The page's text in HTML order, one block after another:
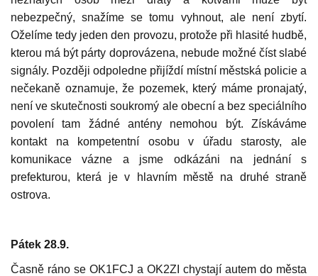
nebezpečný, snažíme se tomu vyhnout, ale není zbytí.
Oželíme tedy jeden den provozu, protože při hlasité hudbě,
kterou má být párty doprovázena, nebude možné číst slabé
signály. Později odpoledne přijíždí místní městská policie a
nečekaně oznamuje, že pozemek, který máme pronajatý,
není ve skutečnosti soukromý ale obecní a bez speciálního
povolení tam žádné antény nemohou být. Získáváme
kontakt na kompetentní osobu v úřadu starosty, ale
komunikace vázne a jsme odkázáni na jednání s
prefekturou, která je v hlavním městě na druhé straně
ostrova.
Pátek 28.9.
Časně ráno se OK1FCJ a OK2ZI chystají autem do města